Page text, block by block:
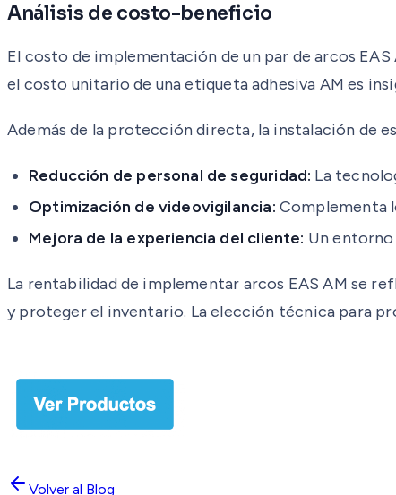
Análisis de costo-beneficio
El costo de implementación de un par de arcos
el costo unitario de una etiqueta adhesiva AM es
Además de la protección directa, la instalación de
Reducción de personal de seguridad: La
Optimización de videovigilancia: Complementa
Mejora de la experiencia del cliente: Un
La rentabilidad de implementar arcos EAS AM se
y proteger el inventario. La elección técnica para
Volver al Blog